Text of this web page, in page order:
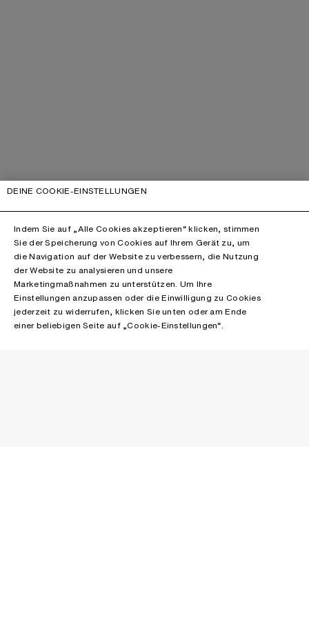
DEINE COOKIE-EINSTELLUNGEN
Indem Sie auf „Alle Cookies akzeptieren“ klicken, stimmen
Sie der Speicherung von Cookies auf Ihrem Gerät zu, um
die Navigation auf der Website zu verbessern, die Nutzung
der Website zu analysieren und unsere
Marketingmaßnahmen zu unterstützen. Um Ihre
Einstellungen anzupassen oder die Einwilligung zu Cookies
jederzeit zu widerrufen, klicken Sie unten oder am Ende
einer beliebigen Seite auf „Cookie-Einstellungen“.